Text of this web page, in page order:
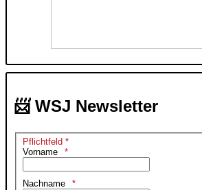
📨 WSJ Newsletter
Pflichtfeld *
Vorname
Nachname